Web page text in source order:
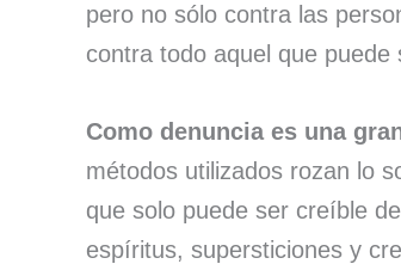
pero no sólo contra las
contra todo aquel que
Como denuncia es una
métodos utilizados rozan lo
que solo puede ser creíble
espíritus, supersticiones y